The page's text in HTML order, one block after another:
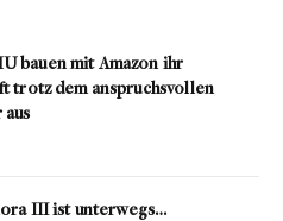
bauen mit Amazon ihr
trotz dem anspruchsvollen
III ist unterwegs…